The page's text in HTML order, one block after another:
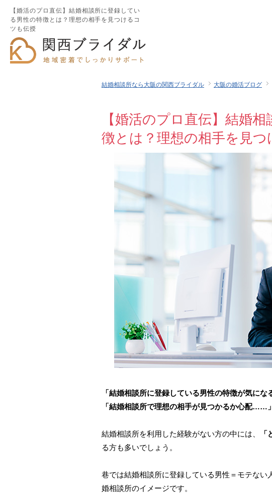
【婚活のプロ直伝】結婚相談所に登録してい
る男性の特徴とは？理想の相手を見つけるコ
ツも伝授
結婚相談所なら大阪の関西ブライダル 大阪の婚活ブログ
【婚活のプロ直伝】結婚
徴とは？理想の相手を見
「結婚相談所に登録している男性の特徴が気にな
「結婚相談所で理想の相手が見つかるか心配……」
結婚相談所を利用した経験がない方の中には、
る方も多いでしょう。
巷では結婚相談所に登録している男性＝モテな
婚相談所のイメージです。